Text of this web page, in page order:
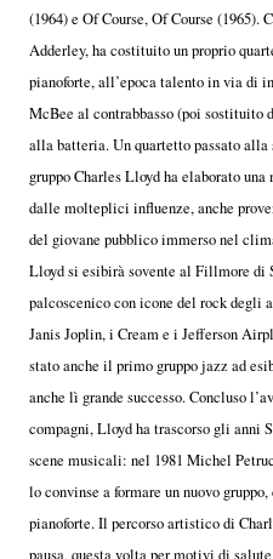
(1964) e Of Course, Of Course (1965).
Adderley, ha costituito un proprio
pianoforte, all’epoca talento in via di
McBee al contrabbasso (poi sostituito
alla batteria. Un quartetto passato
gruppo Charles Lloyd ha elaborato
dalle molteplici influenze, anche
del giovane pubblico immerso nel
Lloyd si esibirà sovente al Fillmore di
palcoscenico con icone del rock degli
Janis Joplin, i Cream e i Jefferson
stato anche il primo gruppo jazz ad
anche lì grande successo. Concluso
compagni, Lloyd ha trascorso gli anni
scene musicali: nel 1981 Michel
lo convinse a formare un nuovo
pianoforte. Il percorso artistico di